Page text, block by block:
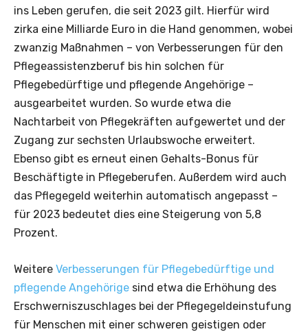
ins Leben gerufen, die seit 2023 gilt. Hierfür wird
zirka eine Milliarde Euro in die Hand genommen, wobei
zwanzig Maßnahmen – von Verbesserungen für den
Pflegeassistenzberuf bis hin solchen für
Pflegebedürftige und pflegende Angehörige –
ausgearbeitet wurden. So wurde etwa die
Nachtarbeit von Pflegekräften aufgewertet und der
Zugang zur sechsten Urlaubswoche erweitert.
Ebenso gibt es erneut einen Gehalts-Bonus für
Beschäftigte in Pflegeberufen. Außerdem wird auch
das Pflegegeld weiterhin automatisch angepasst –
für 2023 bedeutet dies eine Steigerung von 5,8
Prozent.
Weitere Verbesserungen für Pflegebedürftige und
pflegende Angehörige sind etwa die Erhöhung des
Erschwerniszuschlages bei der Pflegegeldeinstufung
für Menschen mit einer schweren geistigen oder